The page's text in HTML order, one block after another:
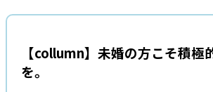
【collumn】未婚の方こそ積極
を。